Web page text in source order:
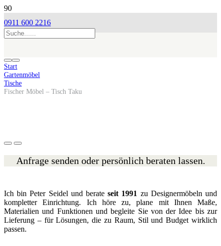
0911 600 2216
Start
Gartenmöbel
Tische
Fischer Möbel – Tisch Taku
Anfrage senden oder persönlich beraten lassen.
Ich bin Peter Seidel und berateseit 1991 zu Designermöbeln und
kompletter Einrichtung. Ich höre zu, plane mit Ihnen Maße,
Materialien und Funktionen und begleite Sie von der Idee bis zur
Lieferung – für Lösungen, die zu Raum, Stil und Budget wirklich
passen.